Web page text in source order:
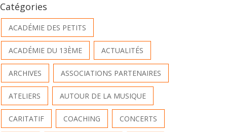
Catégories
ACADÉMIE DES PETITS
ACADÉMIE DU 13ÈME ACTUALITÉS
ARCHIVES ASSOCIATIONS PARTENAIRES
ATELIERS AUTOUR DE LA MUSIQUE
CARITATIF COACHING CONCERTS